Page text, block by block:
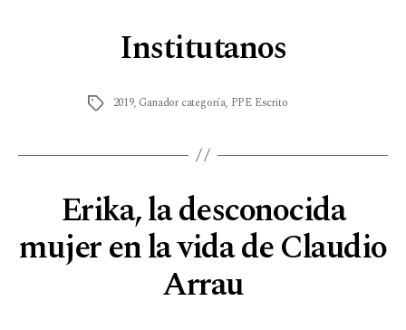
Institutanos
2019, Ganador categoría, PPE Escrito
Erika, la desconocida
mujer en la vida de Claudio
Arrau